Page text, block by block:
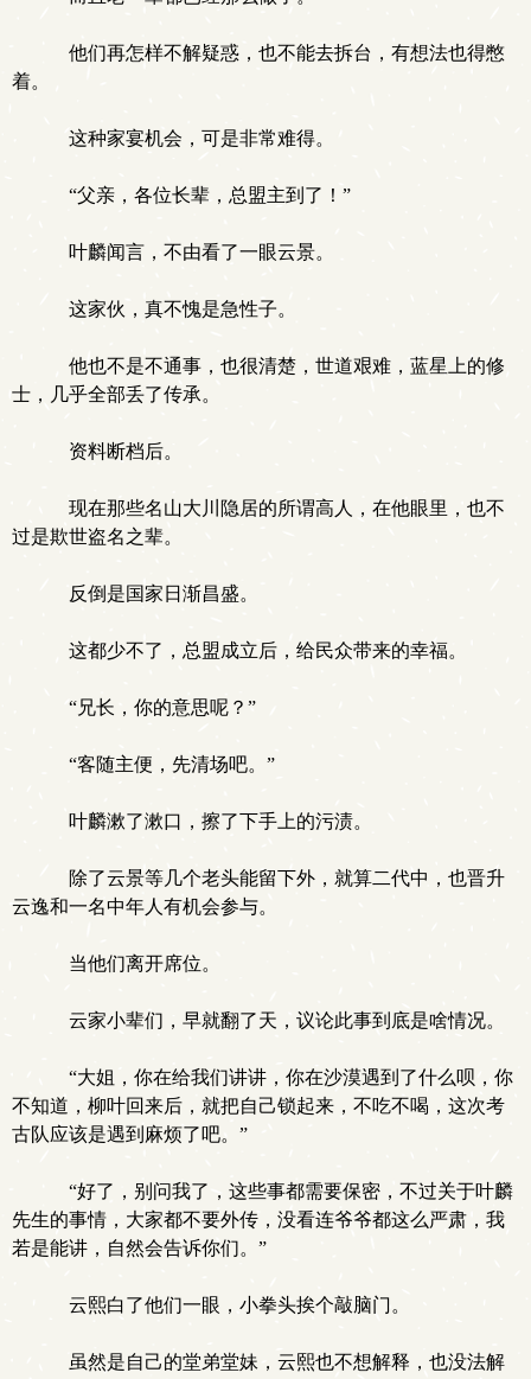
他们再怎样不解疑惑，也不能去拆台，有想法也得憋
着。
这种家宴机会，可是非常难得。
“父亲，各位长辈，总盟主到了！”
叶麟闻言，不由看了一眼云景。
这家伙，真不愧是急性子。
他也不是不通事，也很清楚，世道艰难，蓝星上的修
士，几乎全部丢了传承。
资料断档后。
现在那些名山大川隐居的所谓高人，在他眼里，也不
过是欺世盗名之辈。
反倒是国家日渐昌盛。
这都少不了，总盟成立后，给民众带来的幸福。
“兄长，你的意思呢？”
“客随主便，先清场吧。”
叶麟漱了漱口，擦了下手上的污渍。
除了云景等几个老头能留下外，就算二代中，也晋升
云逸和一名中年人有机会参与。
当他们离开席位。
云家小辈们，早就翻了天，议论此事到底是啥情况。
“大姐，你在给我们讲讲，你在沙漠遇到了什么呗，你
不知道，柳叶回来后，就把自己锁起来，不吃不喝，这次考
古队应该是遇到麻烦了吧。”
“好了，别问我了，这些事都需要保密，不过关于叶麟
先生的事情，大家都不要外传，没看连爷爷都这么严肃，我
若是能讲，自然会告诉你们。”
云熙白了他们一眼，小拳头挨个敲脑门。
虽然是自己的堂弟堂妹，云熙也不想解释，也没法解